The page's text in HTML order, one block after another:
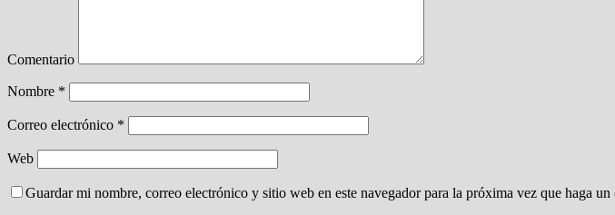
Comentario
Nombre *
Correo electrónico *
Web
Guardar mi nombre, correo electrónico y sitio web en este navegador para la próxima vez que haga un